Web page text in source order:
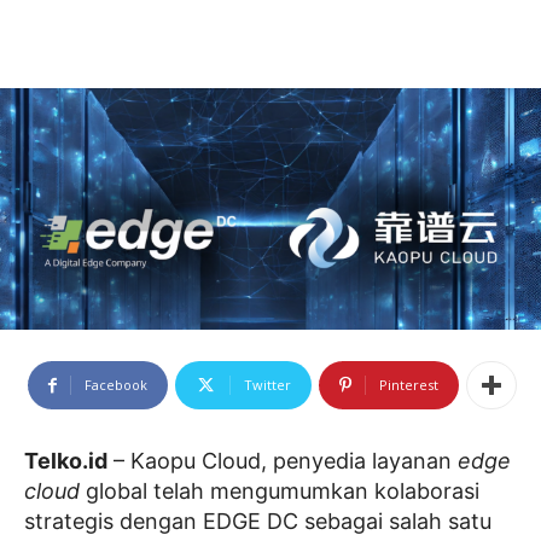
Facebook Twitter Pinterest
Telko.id – Kaopu Cloud, penyedia layanan edge
cloud global telah mengumumkan kolaborasi
strategis dengan EDGE DC sebagai salah satu